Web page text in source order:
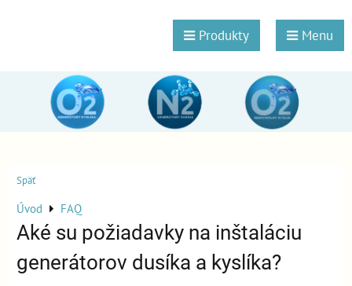
Produkty Menu
Späť
Úvod FAQ
Aké su požiadavky na inštaláciu
generátorov dusíka a kyslíka?